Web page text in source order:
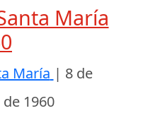
María
María | 8 de
1960